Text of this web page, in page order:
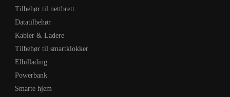
Tilbehør til nettbrett
Datatilbehør
Kabler & Ladere
Tilbehør til smartklokker
Elbillading
Powerbank
Smarte hjem